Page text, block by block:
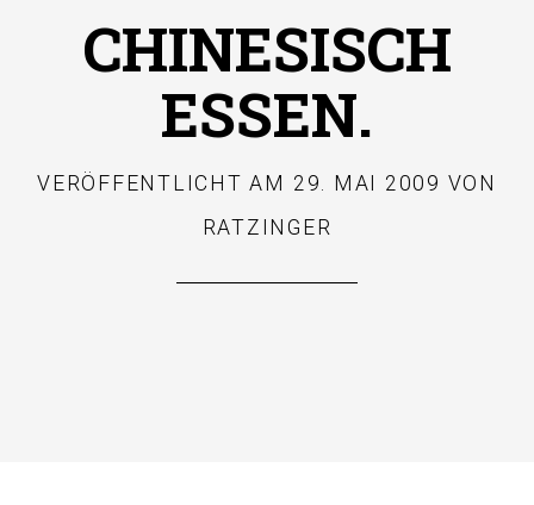
CHINESISCH
ESSEN.
VERÖFFENTLICHT AM 29. MAI 2009 VON
RATZINGER